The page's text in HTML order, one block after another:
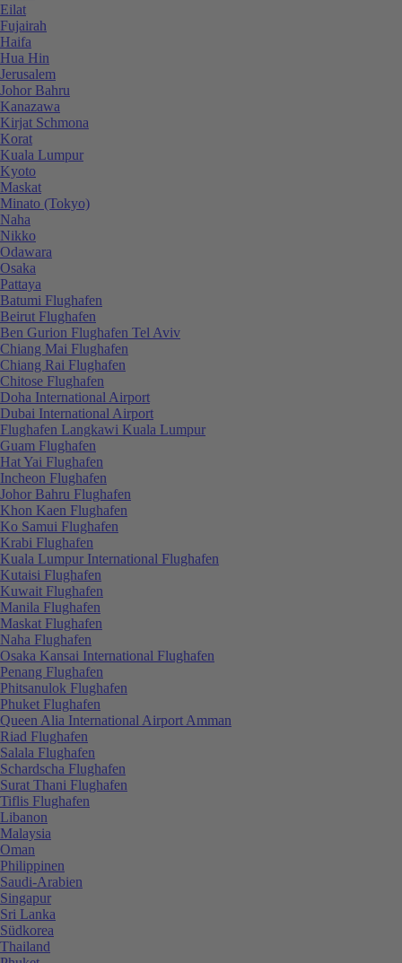
Eilat
Fujairah
Haifa
Hua Hin
Jerusalem
Johor Bahru
Kanazawa
Kirjat Schmona
Korat
Kuala Lumpur
Kyoto
Maskat
Minato (Tokyo)
Naha
Nikko
Odawara
Osaka
Pattaya
Batumi Flughafen
Beirut Flughafen
Ben Gurion Flughafen Tel Aviv
Chiang Mai Flughafen
Chiang Rai Flughafen
Chitose Flughafen
Doha International Airport
Dubai International Airport
Flughafen Langkawi Kuala Lumpur
Guam Flughafen
Hat Yai Flughafen
Incheon Flughafen
Johor Bahru Flughafen
Khon Kaen Flughafen
Ko Samui Flughafen
Krabi Flughafen
Kuala Lumpur International Flughafen
Kutaisi Flughafen
Kuwait Flughafen
Manila Flughafen
Maskat Flughafen
Naha Flughafen
Osaka Kansai International Flughafen
Penang Flughafen
Phitsanulok Flughafen
Phuket Flughafen
Queen Alia International Airport Amman
Riad Flughafen
Salala Flughafen
Schardscha Flughafen
Surat Thani Flughafen
Tiflis Flughafen
Libanon
Malaysia
Oman
Philippinen
Saudi-Arabien
Singapur
Sri Lanka
Südkorea
Thailand